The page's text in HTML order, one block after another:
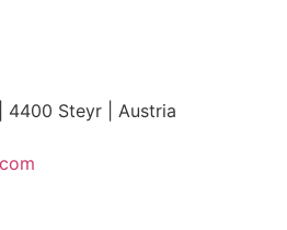
4400 Steyr | Austria